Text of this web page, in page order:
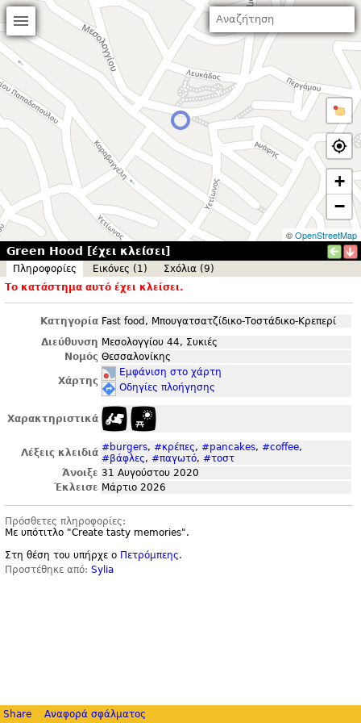
+
−
©OpenStreetMap
Green Hood [έχει κλείσει]
Πληροφορίες Εικόνες (1)
Σxόλια (9)
Το κατάστημα αυτό έχει κλείσει.
Κατηγορία Fast food, Μπουγατσατζίδικο-Τοστάδικο-Κρεπερί
Διεύθυνση Μεσολογγίου 44, Συκιές
Νομός Θεσσαλονίκης
Χάρτης
Εμφάνιση στο χάρτη
Οδηγίες πλοήγησης
Χαρακτηριστικά
Λέξεις κλειδιά #burgers, #κρέπες, #pancakes, #coffee,
#βάφλες, #παγωτό, #τοστ
Άνοιξε 31 Αυγούστου 2020
Έκλεισε Μάρτιο 2026
Πρόσθετες πληροφορίες:
Με υπότιτλο "Create tasty memories".
Στη θέση του υπήρχε ο Πετρόμπεης.
Προστέθηκε από: Sylia
Share Αναφορά σφάλματος